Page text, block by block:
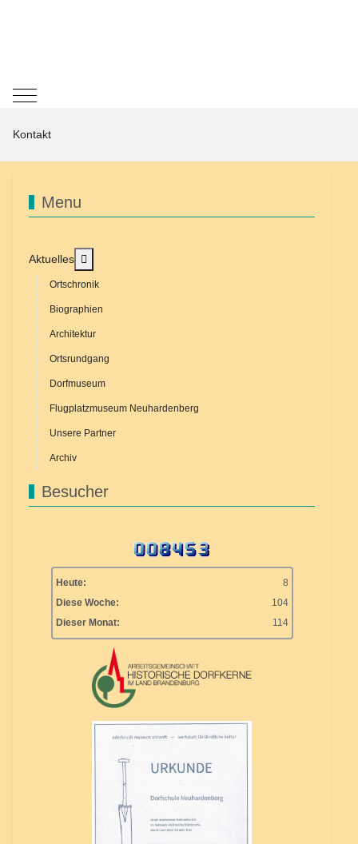
Mobile Menu Toggle
Kontakt
Menu
Aktuelles
Ortschronik
Biographien
Architektur
Ortsrundgang
Dorfmuseum
Flugplatzmuseum Neuhardenberg
Unsere Partner
Archiv
Besucher
Heute:
8
Diese Woche:
104
Dieser Monat:
114